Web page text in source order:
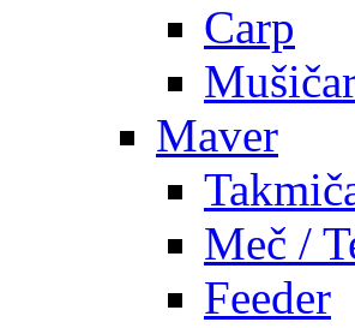
Carp
Maver
Meč /
Feeder